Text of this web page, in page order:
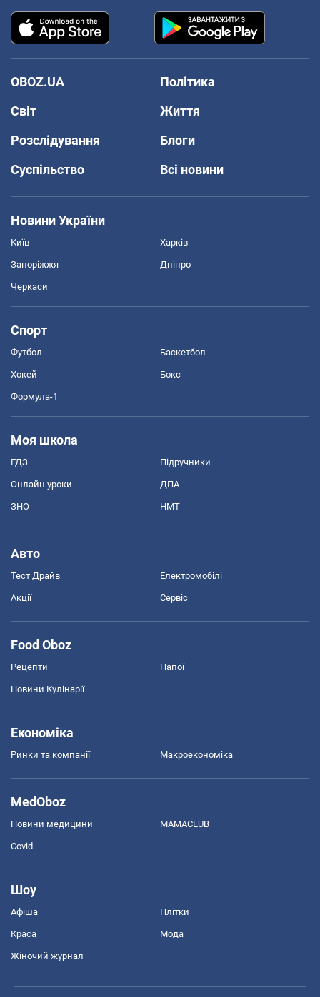
OBOZ.UA
Політика
Світ
Життя
Розслідування
Блоги
Суспільство
Всі новини
Новини України
Київ Харків
Запоріжжя Дніпро
Черкаси
Спорт
Футбол Баскетбол
Хокей Бокс
Формула-1
Моя школа
ГДЗ Підручники
Онлайн уроки ДПА
ЗНО НМТ
Авто
Тест Драйв Електромобілі
Акції Сервіс
Food Oboz
Рецепти Напої
Новини Кулінарії
Економіка
Ринки та компанії Макроекономіка
MedOboz
Новини медицини MAMACLUB
Covid
Шоу
Афіша Плітки
Краса Мода
Жіночий журнал